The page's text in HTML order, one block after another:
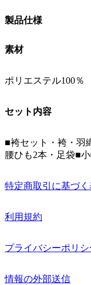
製品仕様
素材
ポリエステル100％
セット内容
■袴セット・袴・羽
腰ひも2本・足袋■
特定商取引に基づ
利用規約
プライバシーポリシ
情報の外部送信